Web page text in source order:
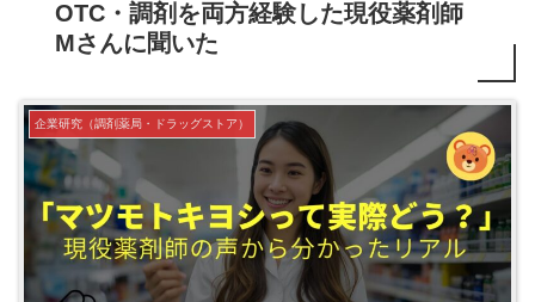
OTC・調剤を両方経験した現役薬剤師
Mさんに聞いた
企業研究（調剤薬局・ドラッグストア）